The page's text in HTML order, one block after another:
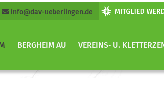
info@dav-ueberlingen.de
BERGHEIM AU VEREINS- U.